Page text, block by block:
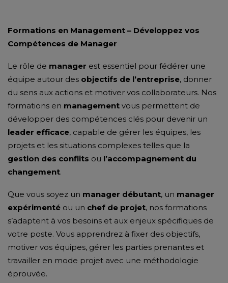
Formations en Management – Développez vos
Compétences de Manager
Le rôle de manager est essentiel pour fédérer une
équipe autour des objectifs de l’entreprise, donner
du sens aux actions et motiver vos collaborateurs. Nos
formations en management vous permettent de
développer des compétences clés pour devenir un
leader efficace, capable de gérer les équipes, les
projets et les situations complexes telles que la
gestion des conflits ou l’accompagnement du
changement.
Que vous soyez un manager débutant, un manager
expérimenté ou un chef de projet, nos formations
s’adaptent à vos besoins et aux enjeux spécifiques de
votre poste. Vous apprendrez à fixer des objectifs,
motiver vos équipes, gérer les parties prenantes et
travailler en mode projet avec une méthodologie
éprouvée.